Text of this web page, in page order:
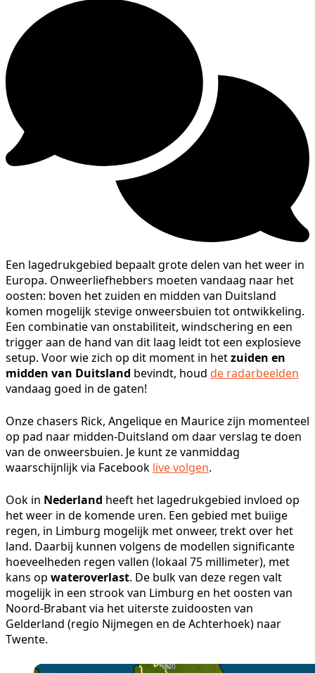
Een lagedrukgebied bepaalt grote delen van het weer in
Europa. Onweerliefhebbers moeten vandaag naar het
oosten: boven het zuiden en midden van Duitsland
komen mogelijk stevige onweersbuien tot ontwikkeling.
Een combinatie van onstabiliteit, windschering en een
trigger aan de hand van dit laag leidt tot een explosieve
setup. Voor wie zich op dit moment in hetzuiden en
midden van Duitsland bevindt, houd de radarbeelden
vandaag goed in de gaten!
Onze chasers Rick, Angelique en Maurice zijn momenteel
op pad naar midden-Duitsland om daar verslag te doen
van de onweersbuien. Je kunt ze vanmiddag
waarschijnlijk via Facebook live volgen.
Ook in Nederland heeft het lagedrukgebied invloed op
het weer in de komende uren. Een gebied met buiige
regen, in Limburg mogelijk met onweer, trekt over het
land. Daarbij kunnen volgens de modellen significante
hoeveelheden regen vallen (lokaal 75 millimeter), met
kans op wateroverlast. De bulk van deze regen valt
mogelijk in een strook van Limburg en het oosten van
Noord-Brabant via het uiterste zuidoosten van
Gelderland (regio Nijmegen en de Achterhoek) naar
Twente.